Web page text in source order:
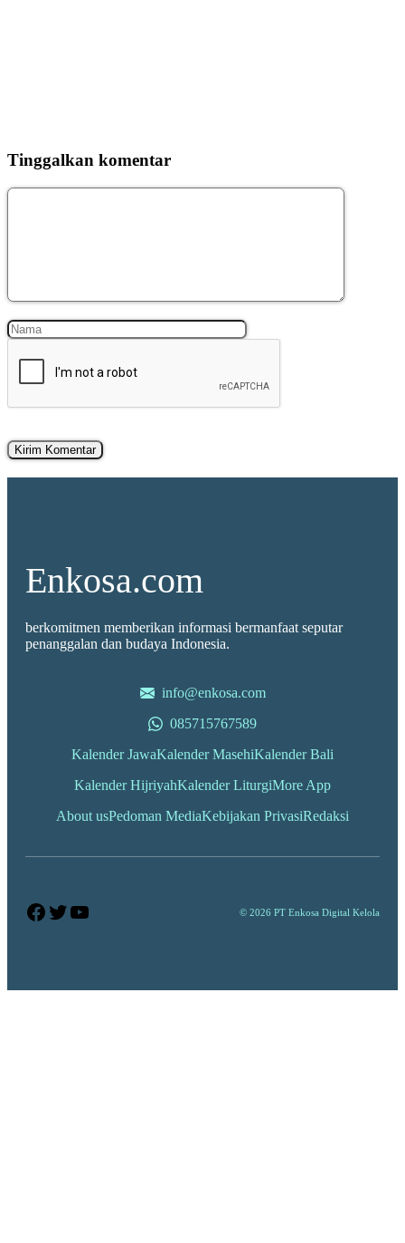
Tinggalkan komentar
Komentar
Nama Surel
Enkosa.com
berkomitmen memberikan informasi bermanfaat seputar
penanggalan dan budaya Indonesia.
info@enkosa.com
085715767589
Kalender JawaKalender MasehiKalender Bali
Kalender HijriyahKalender LiturgiMore App
About usPedoman MediaKebijakan PrivasiRedaksi
Facebook
Twitter
YouTube © 2026 PT Enkosa Digital Kelola